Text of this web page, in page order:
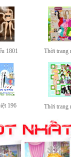
1801 Thời trang
196 Thời trang